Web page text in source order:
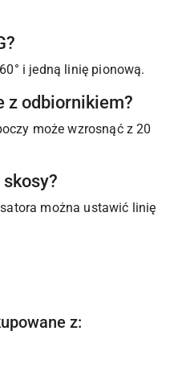
i jedną linię pionową.
z odbiornikiem?
może wzrosnąć z 20
można ustawić linię
z: